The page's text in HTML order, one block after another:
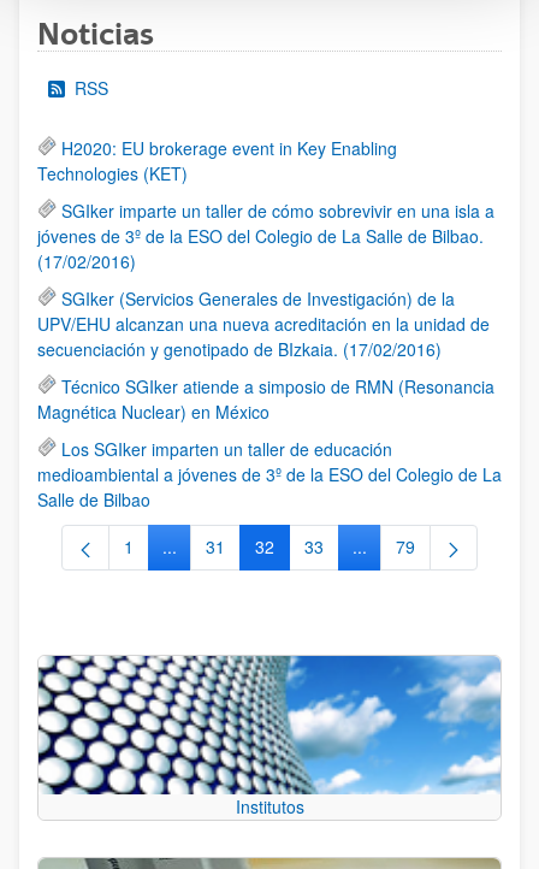
Noticias
RSS
H2020: EU brokerage event in Key Enabling
Technologies (KET)
SGIker imparte un taller de cómo sobrevivir en una isla a
jóvenes de 3º de la ESO del Colegio de La Salle de Bilbao.
(17/02/2016)
SGIker (Servicios Generales de Investigación) de la
UPV/EHU alcanzan una nueva acreditación en la unidad de
secuenciación y genotipado de BIzkaia. (17/02/2016)
Técnico SGIker atiende a simposio de RMN (Resonancia
Magnética Nuclear) en México
Los SGIker imparten un taller de educación
medioambiental a jóvenes de 3º de la ESO del Colegio de La
Salle de Bilbao
Página
1 ...Páginas intermedias Use TAB para desplazarse.
Página
31 Página
32 Página
33 ...Páginas intermedias
Página
79
Institutos